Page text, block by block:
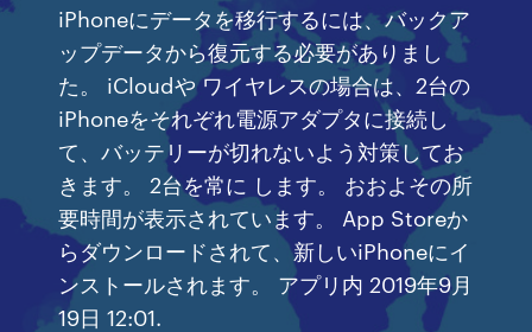
iPhoneにデータを移行するには、バックア
ップデータから復元する必要がありまし
た。 iCloudや ワイヤレスの場合は、2台の
iPhoneをそれぞれ電源アダプタに接続し
て、バッテリーが切れないよう対策してお
きます。 2台を常に します。 おおよその所
要時間が表示されています。 App Storeか
らダウンロードされて、新しいiPhoneにイ
ンストールされます。 アプリ内 2019年9月
19日 12:01.